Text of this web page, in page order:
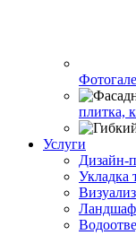
плитка,
Услуги
Дизайн-
Укладка